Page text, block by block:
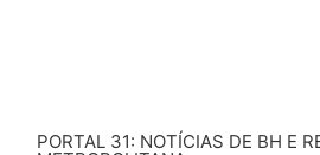
PORTAL 31: NOTÍCIAS DE BH E